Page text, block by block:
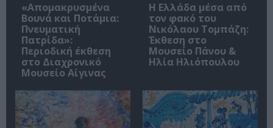
«Απομακρυσμένα
Βουνά και Ποτάμια:
Πνευματική
Πατρίδα»:
Περιοδική έκθεση
στο Διαχρονικό
Μουσείο Αίγινας
Η Ελλάδα μέσα από
τον φακό του
Νικόλαου Τομπάζη:
Έκθεση στο
Μουσείο Πάνου &
Ηλία Ηλιόπουλου